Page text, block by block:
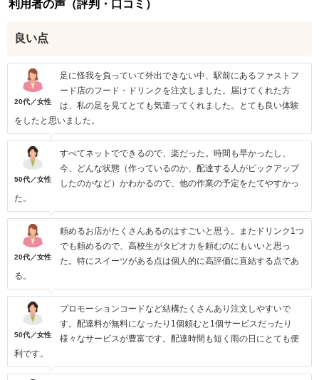
利用者の声（評判・口コミ）
良い点
20代／女性
足に怪我を負っていて外出できない中、駅前にあるファストフ
ード店のフード・ドリンクを注文しました。届けてくれた方
は、私の足を見てとても気遣ってくれました。とても良い体験
をしたと思いました。
50代／女性
すべてネットでできるので、楽だった。時間も早かったし、
今、どんな状態（作っているのか、配達する人がピックアップ
したのかなど）かわかるので、他の作業の予定をたてやすかっ
た。
20代／女性
頼めるお店がたくさんあるのはすごいと思う。またドリンク1つ
でも頼めるので、高校生がタピオカを頼むのにもいいと思っ
た。特にスイーツがある点は個人的に高評価に直結する点であ
る。
50代／女性
プロモーションコードなど結構たくさんあり注文しやすいで
す。配達料が無料になったり1個頼むと1個サービスだったり
様々なサービスが豊富です。配達時間も短く雨の日にとても便
利です。